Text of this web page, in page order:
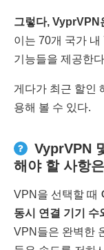
그렇다, VyprVPN
이는 70개 국가
기능들을 제공한
게다가 최근 할인
용해 볼 수 있다.
VyprVPN
해야 할 사항
VPN을 선택할 때
동시 연결 기기 수
VPN들은 완벽한